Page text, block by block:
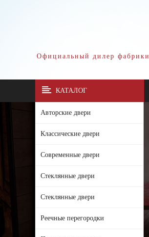
Официальный дилер фабрики
КАТАЛОГ
Авторские двери
Классические двери
Современные двери
Стеклянные двери
Стеклянные двери
Реечные перегородки